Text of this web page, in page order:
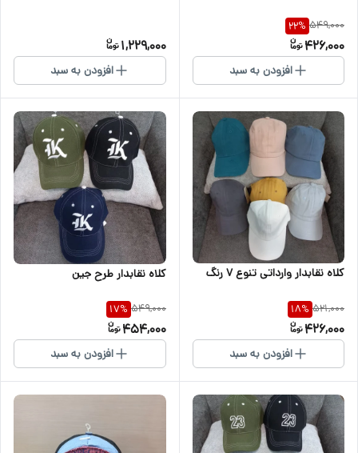
549,000
22%
426,000
افزودن به سبد
1,229,000
افزودن به سبد
کلاه نقابدار وارداتی تنوع ۷ رنگ
521,000
18%
426,000
افزودن به سبد
کلاه نقابدار طرح جین
549,000
17%
454,000
افزودن به سبد